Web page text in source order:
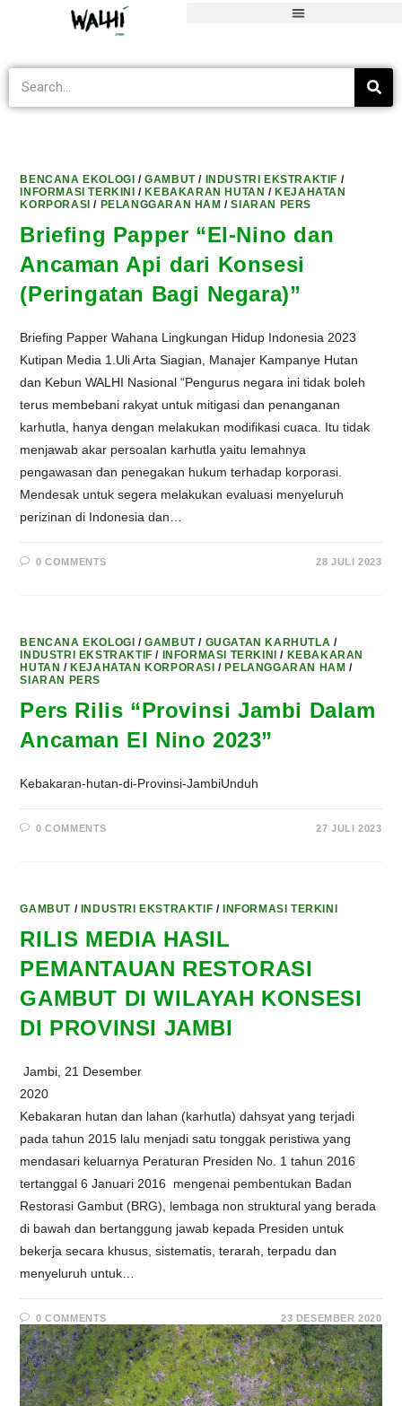
Gambut
> Informasi Terkini > Gambut
BENCANA EKOLOGI /GAMBUT/ INDUSTRI EKSTRAKTIF /
INFORMASI TERKINI /KEBAKARAN HUTAN /KEJAHATAN
KORPORASI / PELANGGARAN HAM /SIARAN PERS
Briefing Papper “El-Nino dan
Ancaman Api dari Konsesi
(Peringatan Bagi Negara)”
Briefing Papper Wahana Lingkungan Hidup Indonesia 2023
Kutipan Media 1.Uli Arta Siagian, Manajer Kampanye Hutan
dan Kebun WALHI Nasional “Pengurus negara ini tidak boleh
terus membebani rakyat untuk mitigasi dan penanganan
karhutla, hanya dengan melakukan modifikasi cuaca. Itu tidak
menjawab akar persoalan karhutla yaitu lemahnya
pengawasan dan penegakan hukum terhadap korporasi.
Mendesak untuk segera melakukan evaluasi menyeluruh
perizinan di Indonesia dan…
0 COMMENTS 28 JULI 2023
BENCANA EKOLOGI /GAMBUT/ GUGATAN KARHUTLA /
INDUSTRI EKSTRAKTIF / INFORMASI TERKINI / KEBAKARAN
HUTAN /KEJAHATAN KORPORASI /PELANGGARAN HAM /
SIARAN PERS
Pers Rilis “Provinsi Jambi Dalam
Ancaman El Nino 2023”
Kebakaran-hutan-di-Provinsi-JambiUnduh
0 COMMENTS 27 JULI 2023
GAMBUT / INDUSTRI EKSTRAKTIF /INFORMASI TERKINI
RILIS MEDIA HASIL
PEMANTAUAN RESTORASI
GAMBUT DI WILAYAH KONSESI
DI PROVINSI JAMBI
Jambi, 21 Desember
2020
Kebakaran hutan dan lahan (karhutla) dahsyat yang terjadi
pada tahun 2015 lalu menjadi satu tonggak peristiwa yang
mendasari keluarnya Peraturan Presiden No. 1 tahun 2016
tertanggal 6 Januari 2016 mengenai pembentukan Badan
Restorasi Gambut (BRG), lembaga non struktural yang berada
di bawah dan bertanggung jawab kepada Presiden untuk
bekerja secara khusus, sistematis, terarah, terpadu dan
menyeluruh untuk…
0 COMMENTS 23 DESEMBER 2020